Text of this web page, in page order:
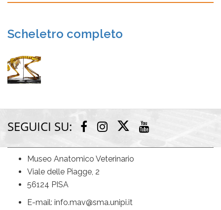
Scheletro completo
SEGUICI SU: Facebook
Instagram
Twitter
Museo Anatomico Veterinario
Viale delle Piagge, 2
56124 PISA
E-mail: info.mav@sma.unipi.it